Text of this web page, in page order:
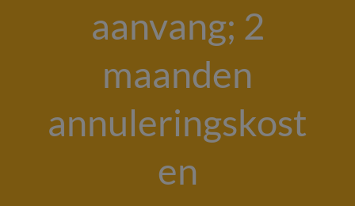
aanvang; 2
maanden
annuleringskost
en